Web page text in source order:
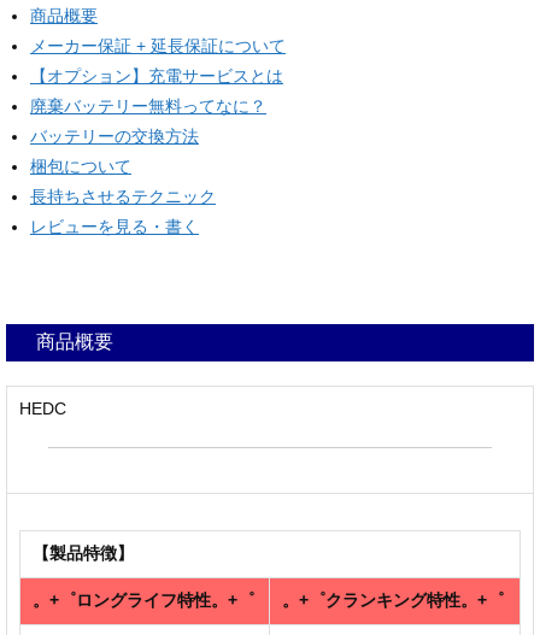
商品概要
メーカー保証 + 延長保証について
【オプション】充電サービスとは
廃棄バッテリー無料ってなに？
バッテリーの交換方法
梱包について
長持ちさせるテクニック
レビューを見る・書く
商品概要
HEDC
【製品特徴】
。+゜ロングライフ特性。+゜ 。+゜クランキング特性。+゜